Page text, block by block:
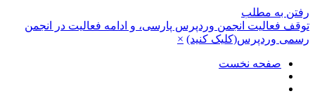
رفتن به مطلب
توقف فعالیت انجمن وردپرس پارسی، و ادامه فعالیت در انجمن
رسمی وردپرس(کلیک کنید) ×
صفحه نخست